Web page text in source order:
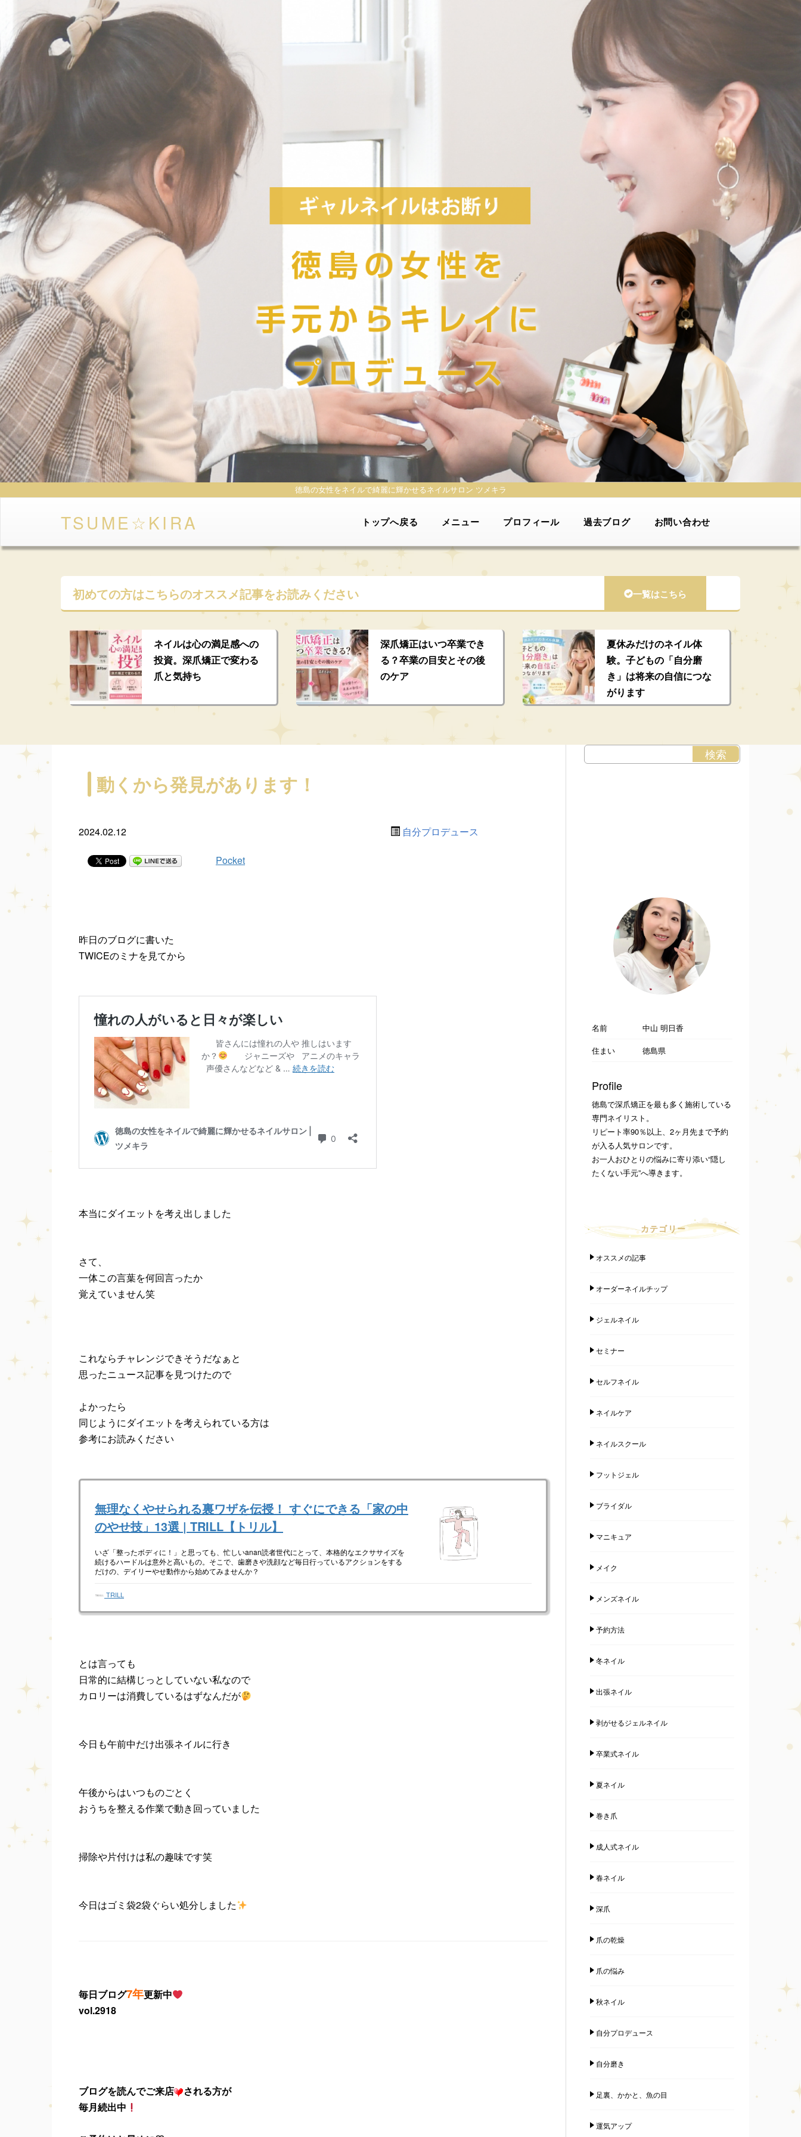
徳島の女性をネイルで綺麗に輝かせるネイルサロン ツメキラ
TSUME☆KIRA トップへ戻る メニュー プロフィール 過去ブログ お問い合わせ
初めての方はこちらのオススメ記事をお読みください 一覧はこちら
ネイルは心の満足感への
投資。深爪矯正で変わる
爪と気持ち
深爪矯正はいつ卒業でき
る？卒業の目安とその後
のケア
夏休みだけのネイル体
験。子どもの「自分磨
き」は将来の自信につな
がります
動くから発見があります！
2024.02.12 自分プロデュース
Pocket
昨日のブログに書いた
TWICEのミナを見てから
本当にダイエットを考え出しました
さて、
一体この言葉を何回言ったか
覚えていません笑
これならチャレンジできそうだなぁと
思ったニュース記事を見つけたので
よかったら
同じようにダイエットを考えられている方は
参考にお読みください
無理なくやせられる裏ワザを伝授！ すぐにできる「家の中
のやせ技」13選 | TRILL【トリル】
いざ「整ったボディに！」と思っても、忙しいanan読者世代にとって、本格的なエクササイズを
続けるハードルは意外と高いもの。そこで、歯磨きや洗顔など毎日行っているアクションをする
だけの、デイリーやせ動作から始めてみませんか？
TRILL
とは言っても
日常的に結構じっとしていない私なので
カロリーは消費しているはずなんだが
今日も午前中だけ出張ネイルに行き
午後からはいつものごとく
おうちを整える作業で動き回っていました
掃除や片付けは私の趣味です笑
今日はゴミ袋2袋ぐらい処分しました
毎日ブログ7年更新中
vol.2918
ブログを読んでご来店
される方が
毎月続出中
名前
中山 明日香
住まい
徳島県
Profile
徳島で深爪矯正を最も多く施術している
専門ネイリスト。
リピート率90％以上、2ヶ月先まで予約
が入る人気サロンです。
お一人おひとりの悩みに寄り添い“隠し
たくない手元”へ導きます。
カテゴリー
オススメの記事
オーダーネイルチップ
ジェルネイル
セミナー
セルフネイル
ネイルケア
ネイルスクール
フットジェル
ブライダル
マニキュア
メイク
メンズネイル
予約方法
冬ネイル
出張ネイル
剥がせるジェルネイル
卒業式ネイル
夏ネイル
巻き爪
成人式ネイル
春ネイル
深爪
爪の乾燥
爪の悩み
秋ネイル
自分プロデュース
自分磨き
足裏、かかと、魚の目
運気アップ